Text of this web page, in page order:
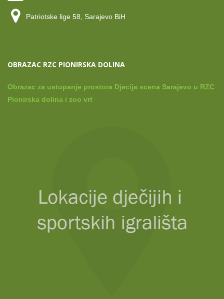
Patriotske lige 58, Sarajevo BiH
OBRAZAC RZC PIONIRSKA DOLINA
Obrazac za ustupanje prostora Djecija scena Sarajevo u RZC
Pionirska dolina i zoo vrt